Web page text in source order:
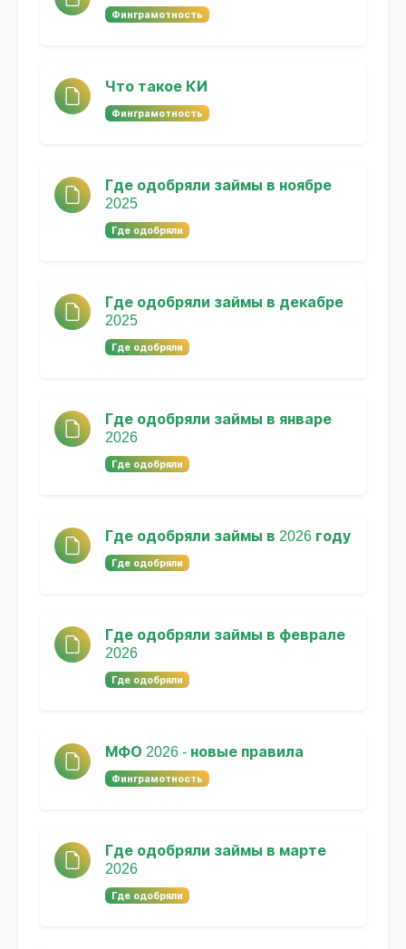
Финграмотность
Что такое КИ
Финграмотность
Где одобряли займы в ноябре
2025
Где одобряли
Где одобряли займы в декабре
2025
Где одобряли
Где одобряли займы в январе
2026
Где одобряли
Где одобряли займы в 2026 году
Где одобряли
Где одобряли займы в феврале
2026
Где одобряли
МФО 2026 - новые правила
Финграмотность
Где одобряли займы в марте
2026
Где одобряли